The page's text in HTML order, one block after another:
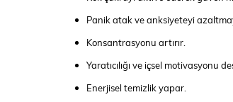
Panik atak ve anksiyeteyi
Konsantrasyonu artırır.
Yaratıcılığı ve içsel motivasyonu
Enerjisel temizlik yapar.